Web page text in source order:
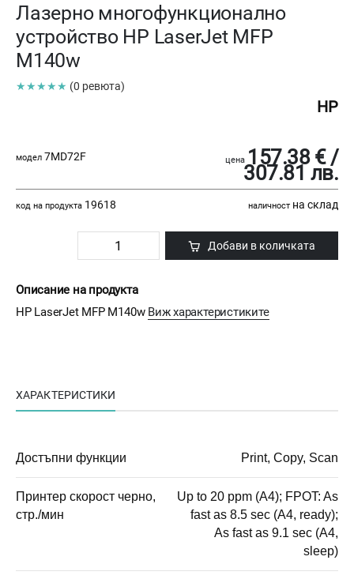
Лазерно многофункционално
устройство HP LaserJet MFP
M140w
★★★★★ (0 ревюта)
HP
модел 7MD72F цена 157.38 € /
307.81 лв.
код на продукта 19618 наличност на склад
Добави в количката
Описание на продукта
HP LaserJet MFP M140w Виж характеристиките
ХАРАКТЕРИСТИКИ
Достъпни функции Print, Copy, Scan
Принтер скорост черно,
стр./мин
Up to 20 ppm (A4); FPOT: As
fast as 8.5 sec (A4, ready);
As fast as 9.1 sec (A4,
sleep)